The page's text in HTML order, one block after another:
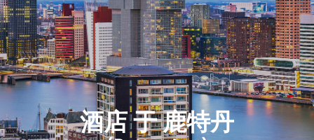
酒店于鹿特丹